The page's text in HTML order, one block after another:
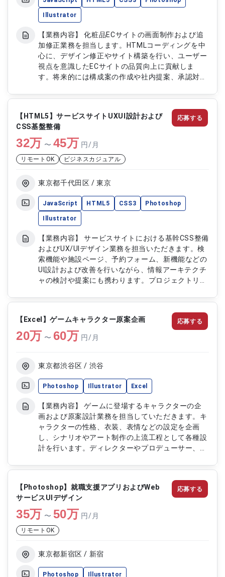
Illustrator
【業務内容】 化粧品ECサイトの画面制作および追
加修正業務を担当します。HTMLコーディングを中
心に、デザイン修正やサイト構築を行い、ユーザー
視点を意識したECサイトの品質向上に貢献しま
す。将来的には構成案の作成や社内提案、承認対応
行います。 【作業内容】 ・化粧品ECサイトの
HTMLコーディングおよび実装対応 ・サイトデザイ
ンの修正および調整対応 ・Photoshopおよび
Illustratorを用いたデザイン制作 ・構成案の作成お
よび資料化 ・社内提案および承認フロー対応 ・サ
イト追加機能やデザイン変更の提案 ・チーム内連
携による制作進行管理
【HTML5】サービスサイトUXUI設計および
CSS基盤整備
32万 〜 45万 円/月
リモートOK ビジネスカジュアル
東京都千代田区 / 東京
JavaScript HTML5 CSS3 Photoshop
Illustrator
【業務内容】 サービスサイトにおける基幹CSS整備
およびUX/UIデザイン業務を担当いただきます。検
索機能や施設ページ、予約フォーム、新機能などの
UI設計および改善を行いながら、情報アーキテクチ
ャの検討や提案にも携わります。プロジェクトリー
プロトタイプ、モックアップ制作を通じてユーザー
・サービスサイトの基幹CSS整備および改善対応 ・
UXUIデザイン設計および改善提案 ・情報アーキテ
クチャの検討および提案 ・ガイドライン作成およ
クアップ作成
応募する
【Excel】ゲームキャラクター原案企画
20万 〜 60万 円/月
東京都渋谷区 / 渋谷
Photoshop Illustrator Excel
【業務内容】 ゲームに登場するキャラクターの企
画および原案設計業務を担当していただきます。キ
ャラクターの性格、衣装、表情などの設定を企画
し、シナリオやアート制作の上流工程として各種設
計を行います。ディレクターやプロデューサー、ア
ら、世界観に沿ったキャラクター設計を推進しま
設定の企画 ・キャラクター衣装およびビジュアル
イメージの設計 ・表情や演出などの原案作成 ・各
部署との仕様調整およびすり合わせ ・キャラクタ
ー企画に関する資料作成および整理
応募する
【Photoshop】就職支援アプリおよびWeb
サービスUIデザイン
35万 〜 50万 円/月
リモートOK
東京都新宿区 / 新宿
Photoshop Illustrator
応募する